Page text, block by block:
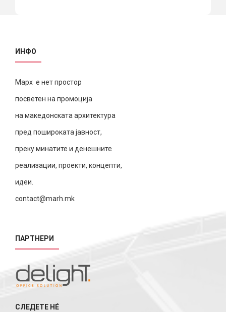
ИНФО
Марх е нет простор
посветен на промоција
на македонската архитектура
пред пошироката јавност,
преку минатите и денешните
реализации, проекти, концепти,
идеи.
contact@marh.mk
ПАРТНЕРИ
СЛЕДЕТЕ НÉ